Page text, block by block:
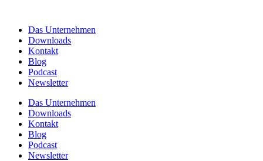
springenDas Unternehmen
Downloads
Kontakt
Blog
Podcast
Newsletter
Das Unternehmen
Downloads
Kontakt
Blog
Podcast
Newsletter